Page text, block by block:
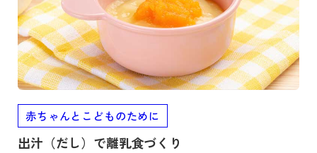
赤ちゃんとこどものために
出汁（だし）で離乳食づくり